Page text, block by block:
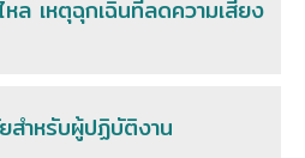
หล เหตุฉุกเฉินที่ลดความเสี่ยง
สำหรับผู้ปฏิบัติงาน